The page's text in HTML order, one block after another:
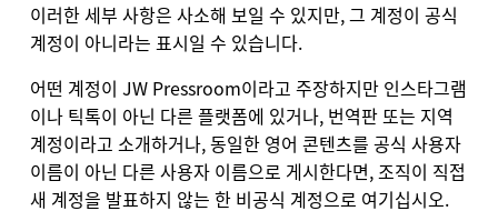
이러한 세부 사항은 사소해 보일 수 있지만, 그 계정이 공식
계정이 아니라는 표시일 수 있습니다.
어떤 계정이 JW Pressroom이라고 주장하지만 인스타그램
이나 틱톡이 아닌 다른 플랫폼에 있거나, 번역판 또는 지역
계정이라고 소개하거나, 동일한 영어 콘텐츠를 공식 사용자
이름이 아닌 다른 사용자 이름으로 게시한다면, 조직이 직접
새 계정을 발표하지 않는 한 비공식 계정으로 여기십시오.